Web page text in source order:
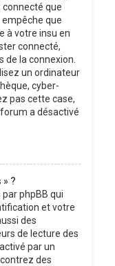
que
que
à votre insu en
connecté,
de la connexion.
un ordinateur
cyber-
pas cette case,
a désactivé
?
phpBB qui
et votre
des
de lecture des
par un
des